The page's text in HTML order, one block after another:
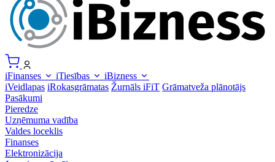
iFinanses iTiesības
iBizness
iVeidlapas iRokasgrāmatas Žurnāls iFiT Grāmatveža plānotājs
Pasākumi
Pieredze
Uzņēmuma vadība
Valdes loceklis
Finanses
Elektronizācija